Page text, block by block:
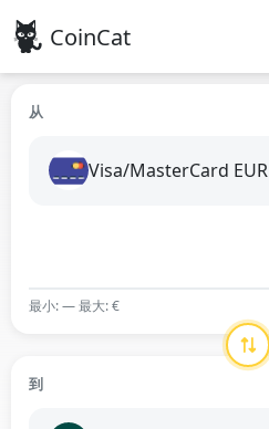
CoinCat
从
Visa/MasterCard EUR
最小: — 最大: €
到